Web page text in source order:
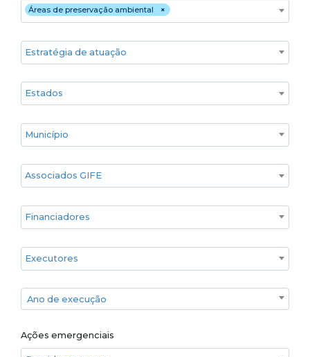
Territórios ×
Áreas de preservação ambiental
Estratégia de atuação
Estado
Cidade
Associados GIFE
Financiadores
Executores
Ano de execução
Ano de execução
Ações emergenciais
Considerar apenas ações emergenciais